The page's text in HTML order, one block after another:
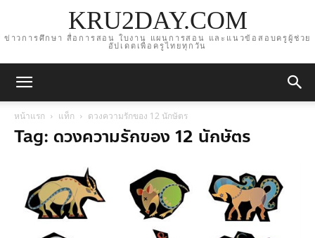
KRU2DAY.COM
ข่าวการศึกษา สื่อการสอน ใบงาน แผนการสอน และแนวข้อสอบครูผู้ช่วย
อัปเดตเพื่อครูไทยทุกวัน
หน้าแรก แท็ก ดวงความรักของ 12 นักษัตร
Tag: ดวงความรักของ 12 นักษัตร